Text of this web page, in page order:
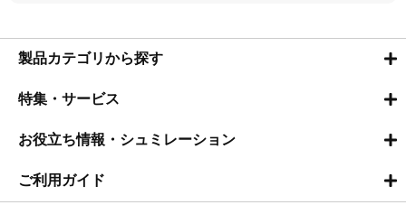
製品カテゴリから探す
特集・サービス
お役立ち情報・シュミレーション
ご利用ガイド